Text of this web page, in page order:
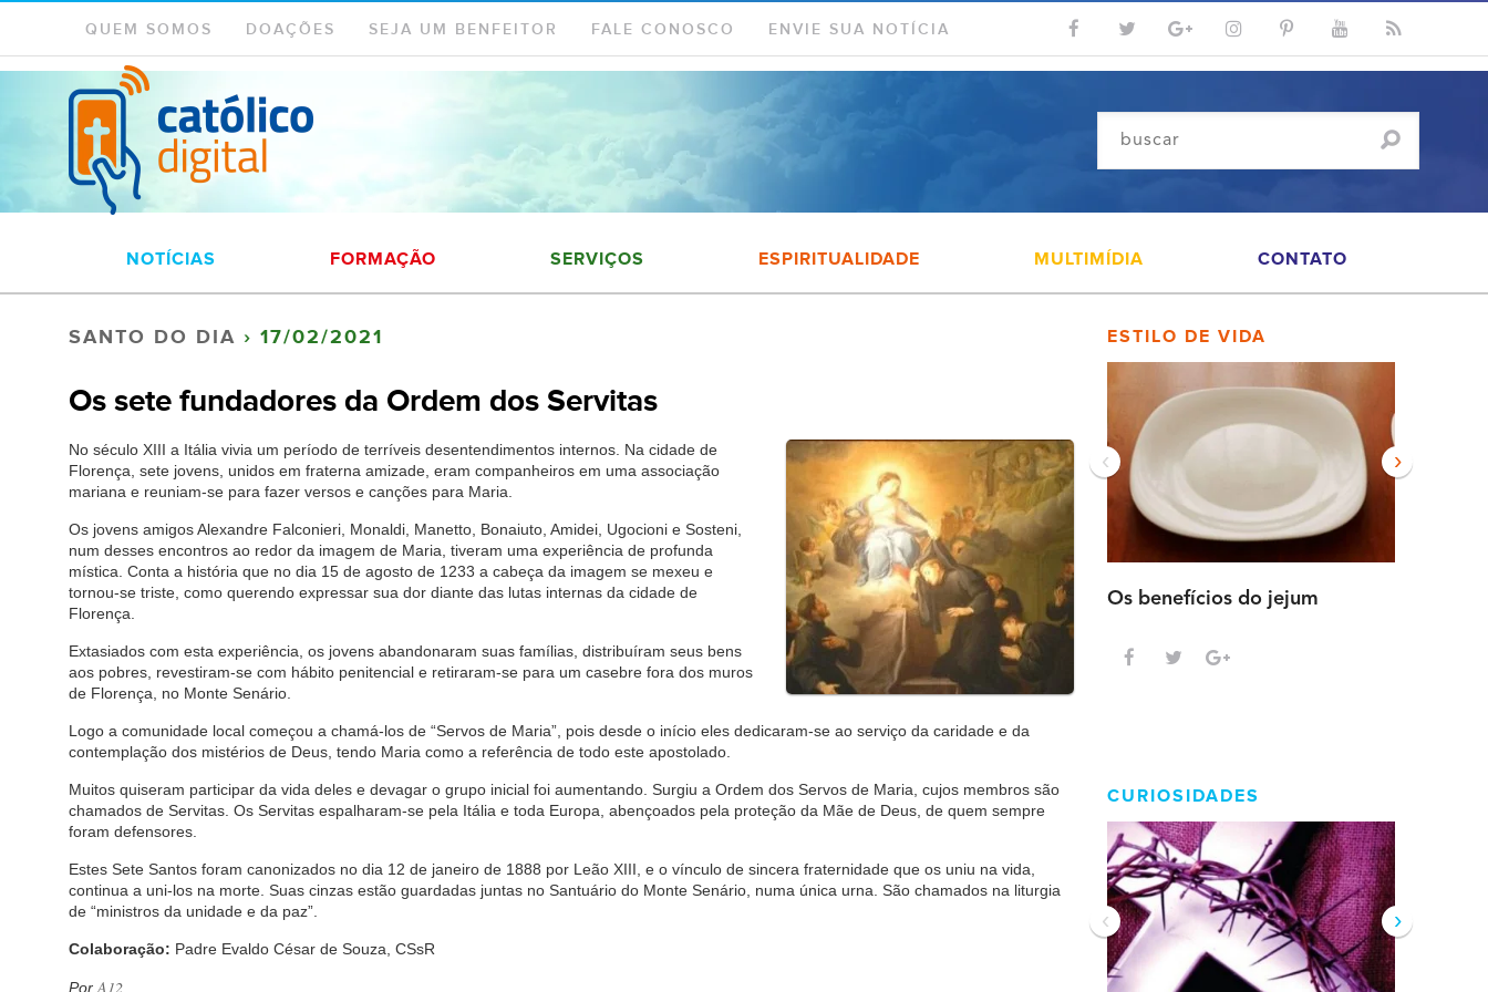
QUEM SOMOS DOAÇÕES SEJA UM BENFEITOR FALE CONOSCO ENVIE SUA NOTÍCIA
NOTÍCIAS FORMAÇÃO SERVIÇOS ESPIRITUALIDADE MULTIMÍDIA CONTATO
SANTO DO DIA › 17/02/2021
Os sete fundadores da Ordem dos Servitas
No século XIII a Itália vivia um período de terríveis desentendimentos internos. Na cidade de
Florença, sete jovens, unidos em fraterna amizade, eram companheiros em uma associação
mariana e reuniam-se para fazer versos e canções para Maria.
Os jovens amigos Alexandre Falconieri, Monaldi, Manetto, Bonaiuto, Amidei, Ugocioni e Sosteni,
num desses encontros ao redor da imagem de Maria, tiveram uma experiência de profunda
mística. Conta a história que no dia 15 de agosto de 1233 a cabeça da imagem se mexeu e
tornou-se triste, como querendo expressar sua dor diante das lutas internas da cidade de
Florença.
Extasiados com esta experiência, os jovens abandonaram suas famílias, distribuíram seus bens
aos pobres, revestiram-se com hábito penitencial e retiraram-se para um casebre fora dos muros
de Florença, no Monte Senário.
Logo a comunidade local começou a chamá-los de “Servos de Maria”, pois desde o início eles dedicaram-se ao serviço da caridade e da
contemplação dos mistérios de Deus, tendo Maria como a referência de todo este apostolado.
Muitos quiseram participar da vida deles e devagar o grupo inicial foi aumentando. Surgiu a Ordem dos Servos de Maria, cujos membros são
chamados de Servitas. Os Servitas espalharam-se pela Itália e toda Europa, abençoados pela proteção da Mãe de Deus, de quem sempre
foram defensores.
Estes Sete Santos foram canonizados no dia 12 de janeiro de 1888 por Leão XIII, e o vínculo de sincera fraternidade que os uniu na vida,
continua a uni-los na morte. Suas cinzas estão guardadas juntas no Santuário do Monte Senário, numa única urna. São chamados na liturgia
de “ministros da unidade e da paz”.
Colaboração: Padre Evaldo César de Souza, CSsR
Por A12
ESTILO DE VIDA
Os benefícios do jejum
‹ ›
CURIOSIDADES
‹ ›